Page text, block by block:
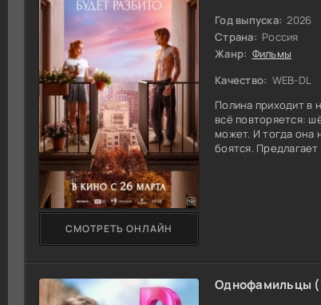
Год выпуска: 2026
Страна: Россия
Жанр: Фильмы
Качество: WEB-DL
Полина приходит в
всё повторяется:
может. И тогда она
боятся.
СМОТРЕТЬ ОНЛАЙН
Однофамильцы